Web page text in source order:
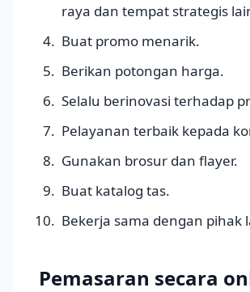
raya dan tempat strategis
Buat promo menarik.
Berikan potongan harga.
Selalu berinovasi terhadap
Pelayanan terbaik kepada
Gunakan brosur dan flayer.
Buat katalog tas.
Bekerja sama dengan pihak
Pemasaran secara